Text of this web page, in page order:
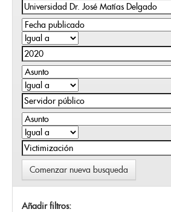
Comenzar nueva busqueda
Añadir filtros: